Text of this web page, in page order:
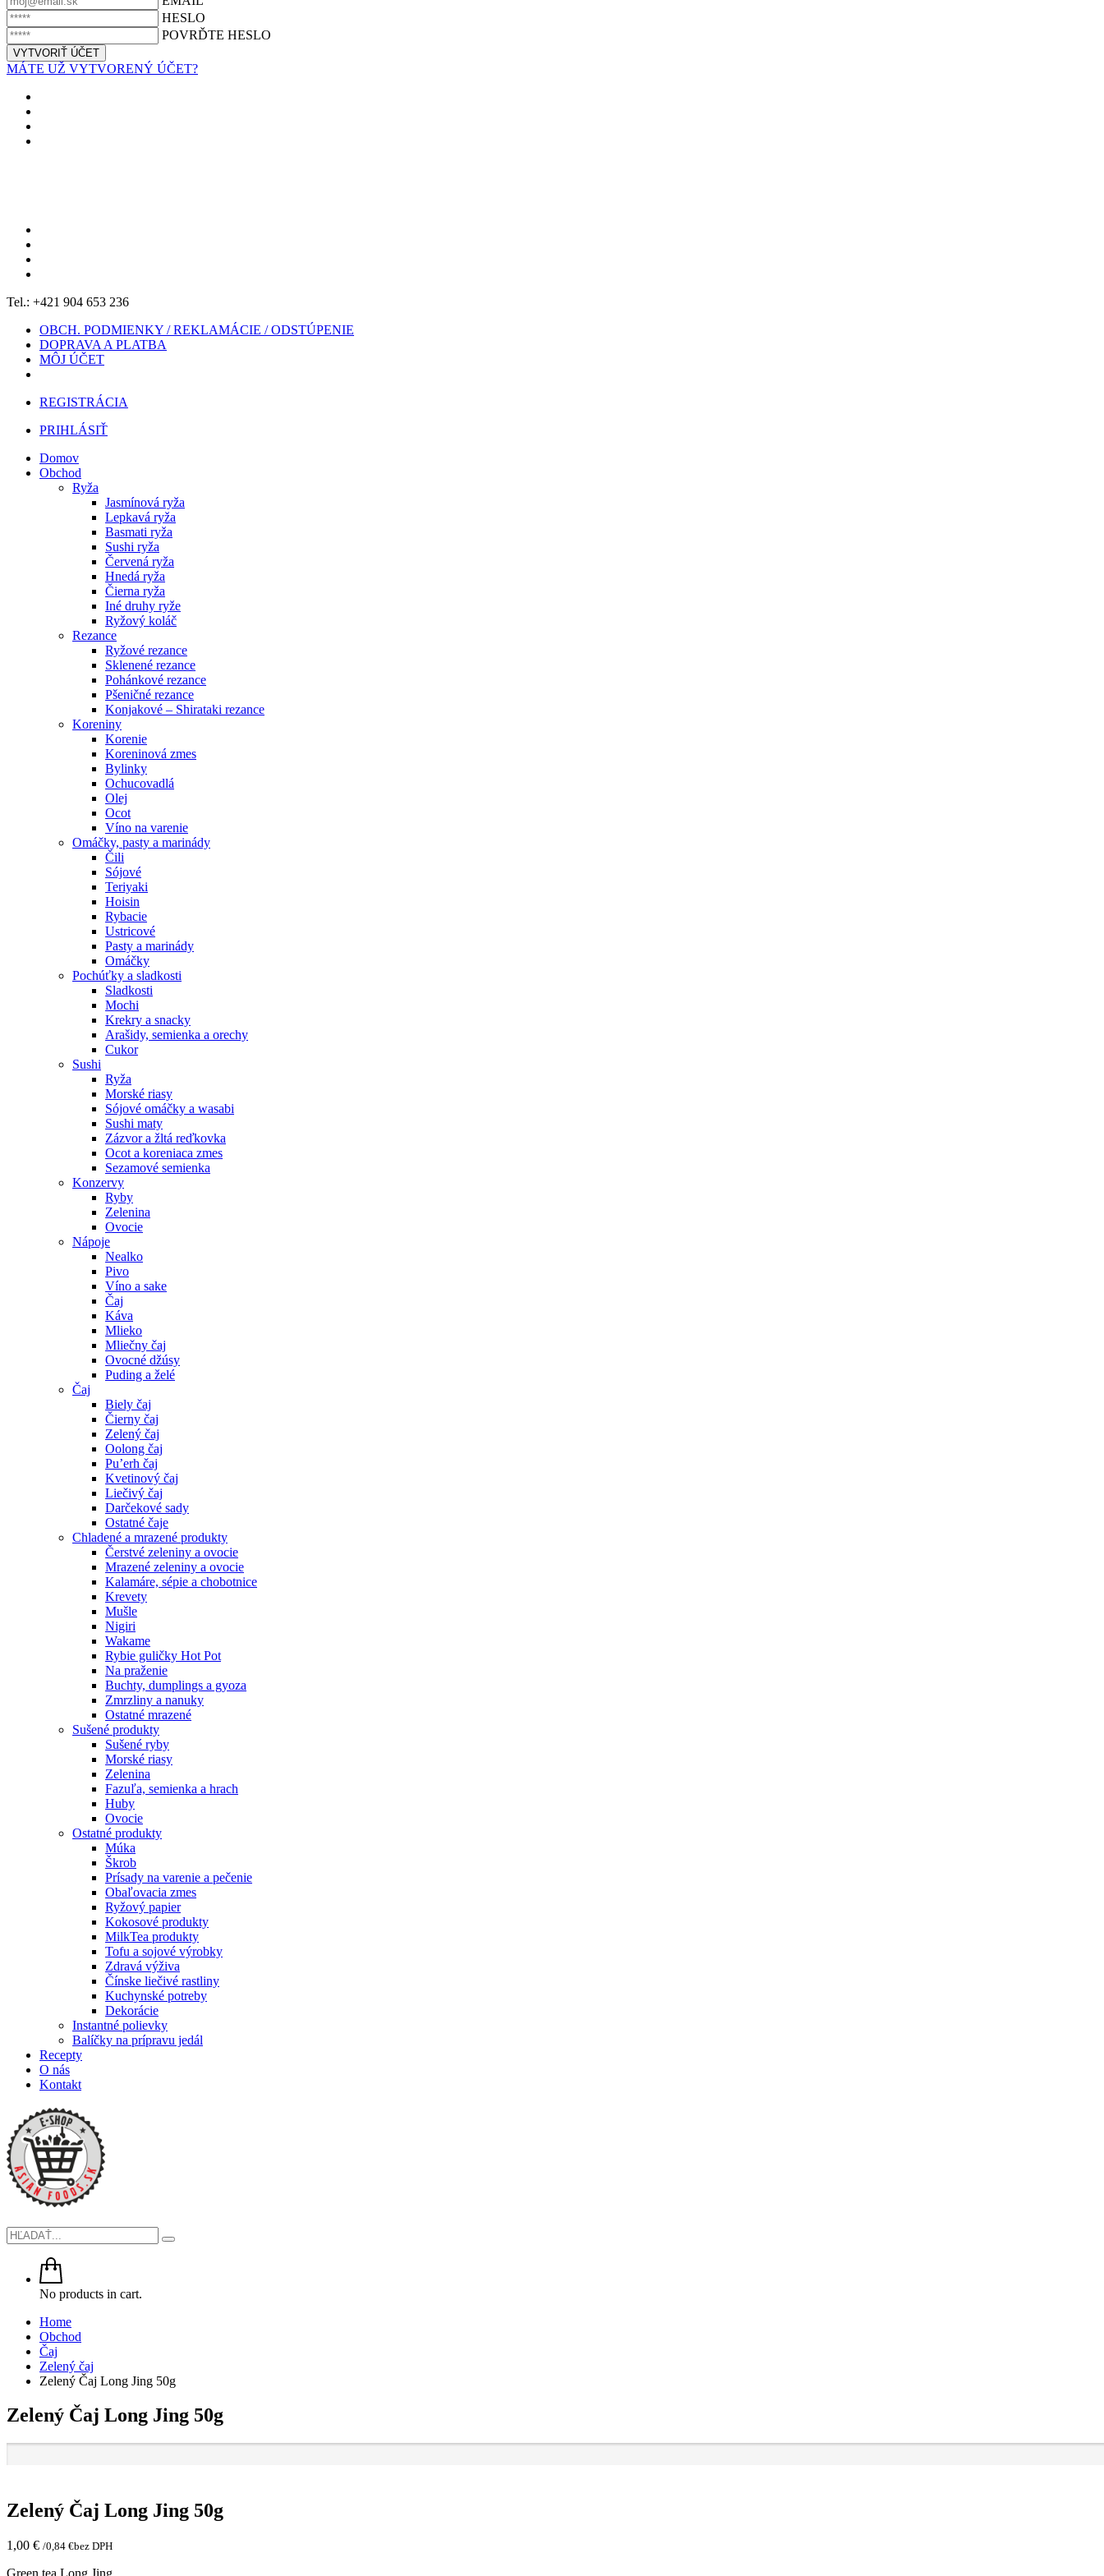
HESLO
POVRĎTE HESLO
MÁTE UŽ VYTVORENÝ ÚČET?
Tel.: +421 904 653 236
OBCH. PODMIENKY / REKLAMÁCIE / ODSTÚPENIE
DOPRAVA A PLATBA
MÔJ ÚČET
REGISTRÁCIA
PRIHLÁSIŤ
Domov
Obchod
Ryža
Jasmínová ryža
Lepkavá ryža
Basmati ryža
Sushi ryža
Červená ryža
Hnedá ryža
Čierna ryža
Iné druhy ryže
Ryžový koláč
Rezance
Ryžové rezance
Sklenené rezance
Pohánkové rezance
Pšeničné rezance
Konjakové – Shirataki rezance
Koreniny
Korenie
Koreninová zmes
Bylinky
Ochucovadlá
Olej
Ocot
Víno na varenie
Omáčky, pasty a marinády
Čili
Sójové
Teriyaki
Hoisin
Rybacie
Ustricové
Pasty a marinády
Omáčky
Pochúťky a sladkosti
Sladkosti
Mochi
Krekry a snacky
Arašidy, semienka a orechy
Cukor
Sushi
Ryža
Morské riasy
Sójové omáčky a wasabi
Sushi maty
Zázvor a žltá reďkovka
Ocot a koreniaca zmes
Sezamové semienka
Konzervy
Ryby
Zelenina
Ovocie
Nápoje
Nealko
Pivo
Víno a sake
Čaj
Káva
Mlieko
Mliečny čaj
Ovocné džúsy
Puding a želé
Čaj
Biely čaj
Čierny čaj
Zelený čaj
Oolong čaj
Pu’erh čaj
Kvetinový čaj
Liečivý čaj
Darčekové sady
Ostatné čaje
Chladené a mrazené produkty
Čerstvé zeleniny a ovocie
Mrazené zeleniny a ovocie
Kalamáre, sépie a chobotnice
Krevety
Mušle
Nigiri
Wakame
Rybie guličky Hot Pot
Na praženie
Buchty, dumplings a gyoza
Zmrzliny a nanuky
Ostatné mrazené
Sušené produkty
Sušené ryby
Morské riasy
Zelenina
Fazuľa, semienka a hrach
Huby
Ovocie
Ostatné produkty
Múka
Škrob
Prísady na varenie a pečenie
Obaľovacia zmes
Ryžový papier
Kokosové produkty
MilkTea produkty
Tofu a sojové výrobky
Zdravá výživa
Čínske liečivé rastliny
Kuchynské potreby
Dekorácie
Instantné polievky
Balíčky na prípravu jedál
Recepty
O nás
Kontakt
No products in cart.
Home
Obchod
Čaj
Zelený čaj
Zelený Čaj Long Jing 50g
Zelený Čaj Long Jing 50g
Zelený Čaj Long Jing 50g
1,00 € /0,84 €bez DPH